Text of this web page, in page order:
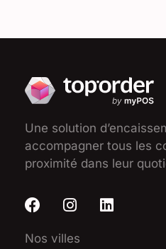
Une solution
accompagner tous les
proximité dans leur
Nos villes